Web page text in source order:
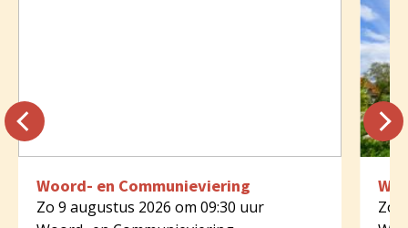
Woord- en Communieviering
Zo 9 augustus 2026 om 09:30 uur
Zo